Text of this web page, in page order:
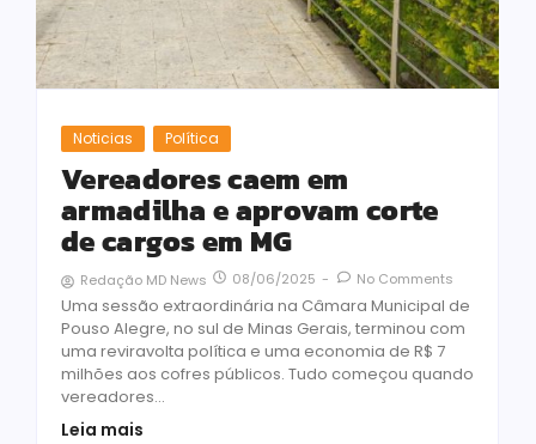
Noticias Política
Vereadores caem em
armadilha e aprovam corte
de cargos em MG
Redação MD News 08/06/2025 - No Comments
Uma sessão extraordinária na Câmara Municipal de
Pouso Alegre, no sul de Minas Gerais, terminou com
uma reviravolta política e uma economia de R$ 7
milhões aos cofres públicos. Tudo começou quando
vereadores...
Leia mais